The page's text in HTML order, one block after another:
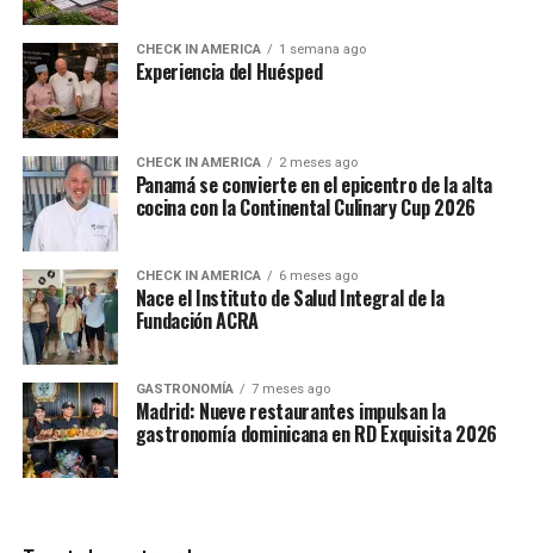
CHECK IN AMERICA 1 semana ago
Experiencia del Huésped
CHECK IN AMERICA 2 meses ago
Panamá se convierte en el epicentro de la alta
cocina con la Continental Culinary Cup 2026
CHECK IN AMERICA 6 meses ago
Nace el Instituto de Salud Integral de la
Fundación ACRA
GASTRONOMÍA 7 meses ago
Madrid: Nueve restaurantes impulsan la
gastronomía dominicana en RD Exquisita 2026